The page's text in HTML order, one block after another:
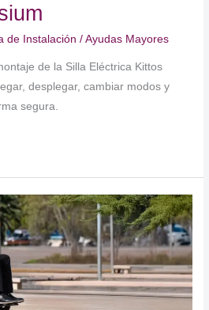
de Instalación /Ayudas Mayores
de la Silla Eléctrica Kittos
desplegar, cambiar modos y
segura.